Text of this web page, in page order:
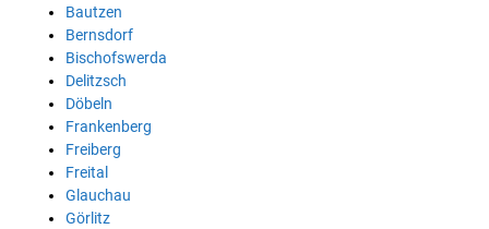
Bautzen
Bernsdorf
Bischofswerda
Delitzsch
Döbeln
Frankenberg
Freiberg
Freital
Glauchau
Görlitz